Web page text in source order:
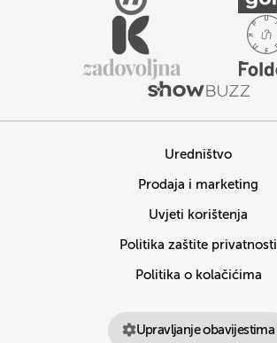
Uredništvo
Prodaja i marketing
Uvjeti korištenja
Politika zaštite privatnosti
Politika o kolačićima
Upravljanje obavijestima